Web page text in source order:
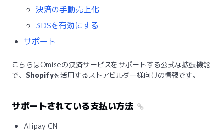
決済の手動売上化
3DSを有効にする
サポート
こちらはOmiseの決済サービスをサポートする公式な拡張機能
で、 Shopifyを活用するストアビルダー様向けの情報です。
サポートされている支払い方法
Alipay CN